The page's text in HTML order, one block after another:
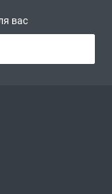
вас